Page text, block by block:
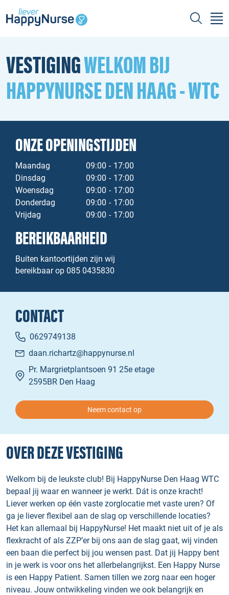
VESTIGINGWELKOM BIJ
HAPPYNURSE DEN HAAG - WTC
ONZE OPENINGSTIJDEN
Maandag 09:00 - 17:00
Dinsdag
09:00 - 17:00
Woensdag
09:00 - 17:00
Donderdag
09:00 - 17:00
Vrijdag
09:00 - 17:00
BEREIKBAARHEID
Buiten kantoortijden zijn wij
bereikbaar op 085 0435830
CONTACT
0629749138
daan.richartz@happynurse.nl
Pr. Margrietplantsoen 91 25e etage
2595BR Den Haag
Neem contact op
OVER DEZE VESTIGING
Welkom bij de leukste club! Bij HappyNurse Den Haag WTC
bepaal jij waar en wanneer je werkt. Dát is onze kracht!
Liever werken op één vaste zorglocatie met vaste uren? Of
ga je liever flexibel aan de slag op verschillende locaties?
Het kan allemaal bij HappyNurse! Het maakt niet uit of je als
flexkracht of als ZZP’er bij ons aan de slag gaat, wij vinden
een baan die perfect bij jou wensen past. Dat jij Happy bent
in je werk is voor ons het allerbelangrijkst. Een Happy Nurse
is een Happy Patient. Samen tillen we zorg naar een hoger
niveau. Jouw ontwikkeling vinden we ook belangrijk en